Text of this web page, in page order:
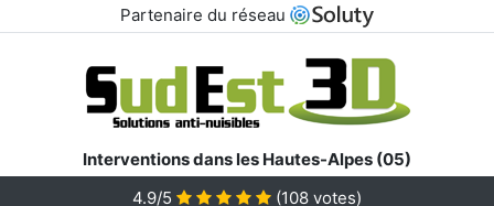
Partenaire du réseau
Interventions dans les Hautes-Alpes (05)
4.9/5
(108 votes)